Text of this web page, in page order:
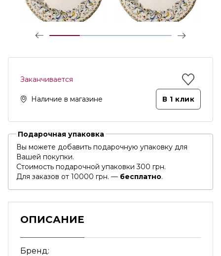
Заканчивается
Наличие в магазине В 1 клик
Подарочная упаковка
Вы можете добавить подарочную упаковку для
Вашей покупки.
Стоимость подарочной упаковки 300 грн.
Для заказов от 10000 грн. — бесплатно.
ОПИСАНИЕ
Бренд: